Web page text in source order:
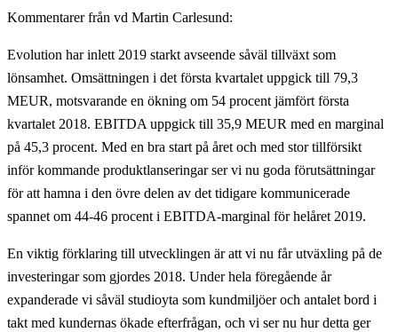
Kommentarer från vd Martin Carlesund:
Evolution har inlett 2019 starkt avseende såväl tillväxt som
lönsamhet. Omsättningen i det första kvartalet uppgick till 79,3
MEUR, motsvarande en ökning om 54 procent jämfört första
kvartalet 2018. EBITDA uppgick till 35,9 MEUR med en marginal
på 45,3 procent. Med en bra start på året och med stor tillförsikt
inför kommande produktlanseringar ser vi nu goda förutsättningar
för att hamna i den övre delen av det tidigare kommunicerade
spannet om 44-46 procent i EBITDA-marginal för helåret 2019.
En viktig förklaring till utvecklingen är att vi nu får utväxling på de
investeringar som gjordes 2018. Under hela föregående år
expanderade vi såväl studioyta som kundmiljöer och antalet bord i
takt med kundernas ökade efterfrågan, och vi ser nu hur detta ger